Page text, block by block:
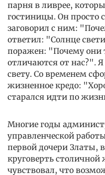
парня в ливрее,
гостиницы. Он просто
заговорил с ним:
ответил: "Солнце
поражен: "Почему они
отличаются от нас?".
свету. Со временем
жизненное кредо:
старался идти по
Многие годы
управленческой
первой дочери Златы,
круговерть
чувствовал, что